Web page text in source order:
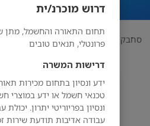
דרוש מוכרנ/ית
תחום התאורה והחשמל, מתן
פרונטלי, תנאים טובים
דרישות המשרה
ידע ונסיון בתחום מכירות
טכנאי חשמל או ידע במוצרי
ונסיון בפריוריטי יתרון.
עבודה אדיבות תודעת שירות
סחבק תחום מפרסם אנונימי
מפרסם אנונימי